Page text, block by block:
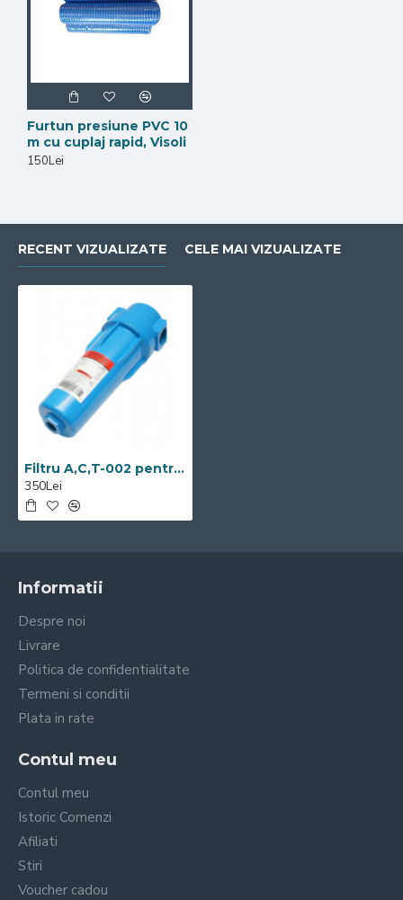
Furtun presiune PVC 10
m cu cuplaj rapid, Visoli
150Lei
RECENT VIZUALIZATE CELE MAI VIZUALIZATE
Filtru A,C,T-002 pentru compresor aer Visoli
350Lei
Informatii
Despre noi
Livrare
Politica de confidentialitate
Termeni si conditii
Plata in rate
Contul meu
Contul meu
Istoric Comenzi
Afiliati
Stiri
Voucher cadou